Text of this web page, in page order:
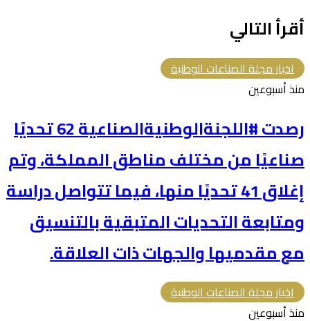
أقرأ التالي
اخبار مجلة الصناعات الوطنية
منذ أسبوعين
رصدت #اللجنةالوطنيةالصناعية 62 تحديًا
صناعيًا من مختلف مناطق المملكة، وتم
إغلاق 41 تحديًا منها، فيما تتواصل دراسة
ومتابعة التحديات المتبقية بالتنسيق
مع مقدميها والجهات ذات العلاقة.
اخبار مجلة الصناعات الوطنية
منذ أسبوعين